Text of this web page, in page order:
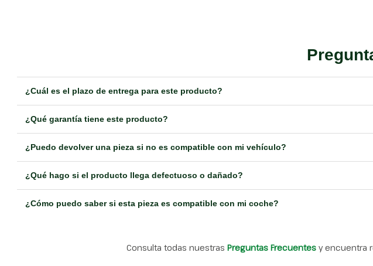
¿Cuál es el plazo de entrega para este producto?
¿Qué garantía tiene este producto?
¿Puedo devolver una pieza si no es compatible con mi vehículo?
¿Qué hago si el producto llega defectuoso o dañado?
¿Cómo puedo saber si esta pieza es compatible con mi coche?
Consulta todas nuestras Preguntas Frecuentes y encuentra